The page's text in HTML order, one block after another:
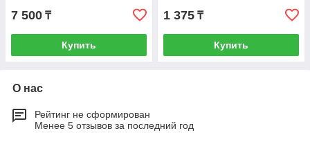
7 500 ₸
Купить
1 375 ₸
Купить
О нас
Рейтинг не сформирован
Менее 5 отзывов за последний год